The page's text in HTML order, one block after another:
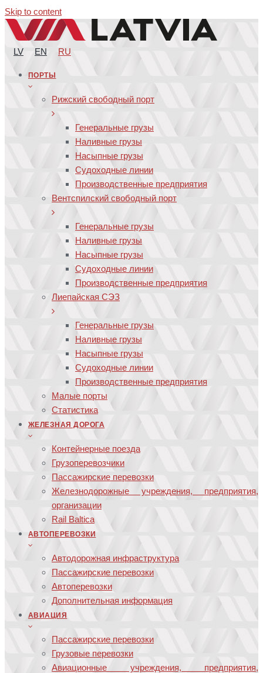
Skip to content
LV EN RU
ПОРТЫ
Рижский свободный порт
Генеральные грузы
Наливные грузы
Насыпные грузы
Судоходные линии
Производственные предприятия
Вентспилский свободный порт
Генеральные грузы
Наливные грузы
Насыпные грузы
Судоходные линии
Производственные предприятия
Лиепайская СЭЗ
Генеральные грузы
Наливные грузы
Насыпные грузы
Судоходные линии
Производственные предприятия
Малые порты
Статистика
ЖЕЛЕЗНАЯ ДОРОГА
Контейнерные поезда
Грузоперевозчики
Пассажирские перевозки
Железнодорожные учреждения, предприятия,
организации
Rail Baltica
АВТОПЕРЕВОЗКИ
Автодорожная инфраструктура
Пассажирские перевозки
Автоперевозки
Дополнительная информация
АВИАЦИЯ
Пассажирские перевозки
Грузовые перевозки
Авиационные учреждения, предприятия,